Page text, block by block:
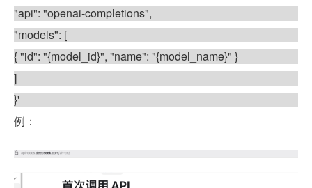
"api": "openai-completions",
"models": [
{ "id": "{model_id}", "name": "{model_name}" }
]
}'
例：